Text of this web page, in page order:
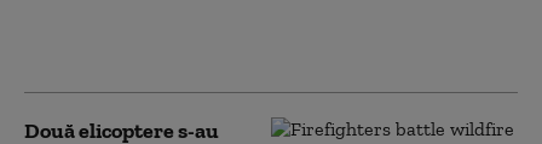
Două elicoptere s-au